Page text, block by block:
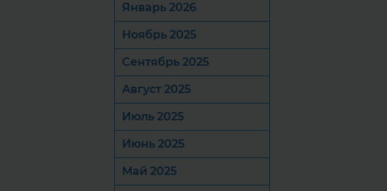
Январь 2026
Ноябрь 2025
Сентябрь 2025
Август 2025
Июль 2025
Июнь 2025
Май 2025